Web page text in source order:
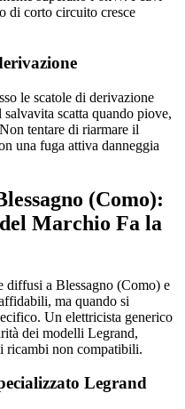
di corto circuito cresce
le scatole di derivazione
scatta quando piove,
tentare di riarmare il
una fuga attiva danneggia
(Como):
Marchio Fa la
diffusi a Blessagno (Como) e
ma quando si
Un elettricista generico
dei modelli Legrand,
ricambi non compatibili.
Legrand